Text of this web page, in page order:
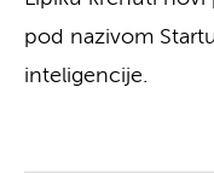
pod nazivom
inteligencije.